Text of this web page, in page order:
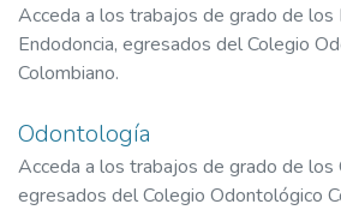
Acceda a los trabajos de grado de los
Endodoncia, egresados del Colegio
Colombiano.
Odontología
Acceda a los trabajos de grado de los
egresados del Colegio Odontológico